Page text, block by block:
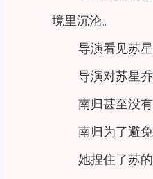
境里沉沦。
导演看见苏
导演对苏星
南归甚至没
南归为了避
她捏住了苏